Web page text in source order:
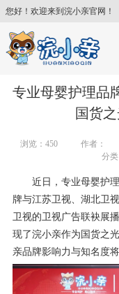
您好！欢迎来到浣小亲官网！
专业母婴护理品
国货
浏览： 450 作者：
分
近日，专业母婴护
牌与江苏卫视、湖北卫
卫视的卫视广告联袂展
现了浣小亲作为国货之
亲品牌影响力与知名度将